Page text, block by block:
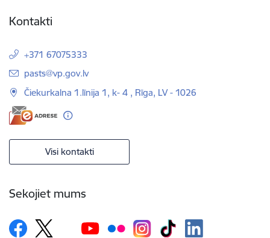
Kontakti
+371 67075333
E-pasts:
pasts@vp.gov.lv
Čiekurkalna 1.līnija 1, k- 4 , Rīga, LV - 1026
Visi kontakti
Sekojiet mums